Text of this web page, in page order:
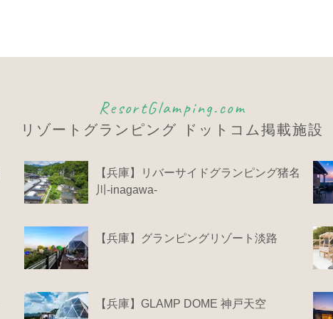
ResortGlamping.com
リゾートグランピング ドットコム掲載施設
【兵庫】リバーサイドグランピング猪名
川-inagawa-
【兵庫】グランピングリゾート淡路
【兵庫】GLAMP DOME 神戸天空